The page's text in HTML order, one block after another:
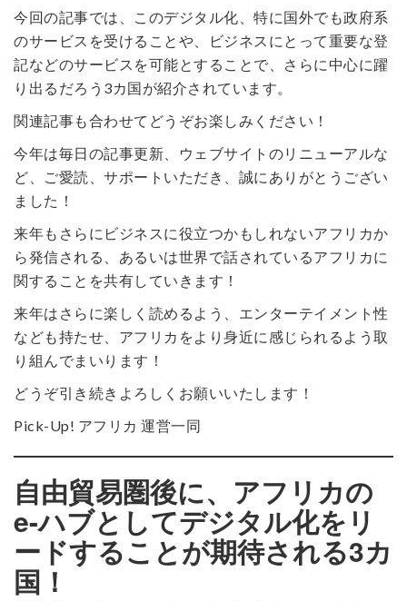
今回の記事では、このデジタル化、特に国外でも政府系
のサービスを受けることや、ビジネスにとって重要な登
記などのサービスを可能とすることで、さらに中心に躍
り出るだろう3カ国が紹介されています。
関連記事も合わせてどうぞお楽しみください！
今年は毎日の記事更新、ウェブサイトのリニューアルな
ど、ご愛読、サポートいただき、誠にありがとうござい
ました！
来年もさらにビジネスに役立つかもしれないアフリカか
ら発信される、あるいは世界で話されているアフリカに
関することを共有していきます！
来年はさらに楽しく読めるよう、エンターテイメント性
なども持たせ、アフリカをより身近に感じられるよう取
り組んでまいります！
どうぞ引き続きよろしくお願いいたします！
Pick-Up! アフリカ 運営一同
自由貿易圏後に、アフリカの
e-ハブとしてデジタル化をリ
ードすることが期待される3カ
国！